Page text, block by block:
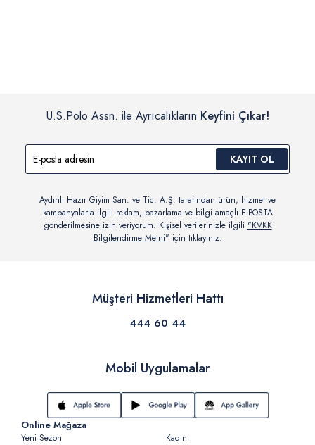
U.S.Polo Assn. ile Ayrıcalıkların Keyfini Çıkar!
KAYIT OL
Aydınlı Hazır Giyim San. ve Tic. A.Ş. tarafından ürün, hizmet ve
kampanyalarla ilgili reklam, pazarlama ve bilgi amaçlı E-POSTA
gönderilmesine izin veriyorum. Kişisel verilerinizle ilgili "KVKK
Bilgilendirme Metni" için tıklayınız.
Müşteri Hizmetleri Hattı
444 60 44
Mobil Uygulamalar
Online Mağaza
Yeni Sezon
Kadın